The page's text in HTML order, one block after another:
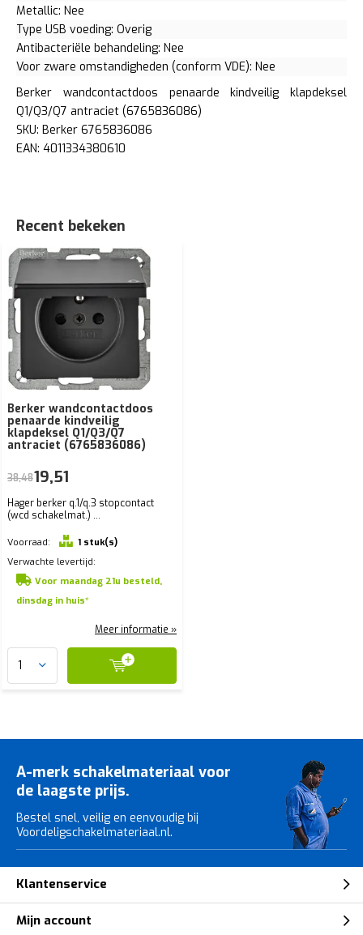
Metallic: Nee
Type USB voeding: Overig
Antibacteriële behandeling: Nee
Voor zware omstandigheden (conform VDE): Nee
Berker wandcontactdoos penaarde kindveilig klapdeksel
Q1/Q3/Q7 antraciet (6765836086)
SKU: Berker 6765836086
EAN: 4011334380610
Recent bekeken
Berker wandcontactdoos
penaarde kindveilig
klapdeksel Q1/Q3/Q7
antraciet (6765836086)
Hager berker q.1/q.3 stopcontact
(wcd schakelmat.) ...
Voorraad:
1 stuk(s)
Verwachte levertijd:
Voor maandag 21u besteld,
dinsdag in huis*
38,4819,51
Meer informatie »
A-merk schakelmateriaal voor
de laagste prijs.
Bestel snel, veilig en eenvoudig bij
Voordeligschakelmateriaal.nl.
Klantenservice
Mijn account